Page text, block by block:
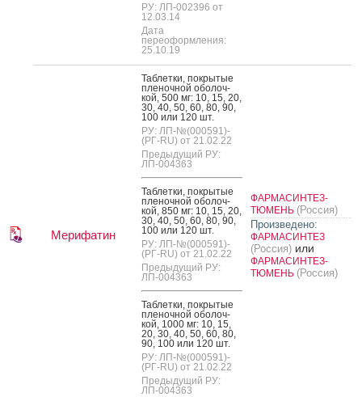
РУ: ЛП-002396 от
12.03.14
Дата
переоформления:
25.10.19
Мерифатин
Таб­летки, пок­ры­тые
пле­ноч­ной обо­лоч­
кой, 500 мг: 10, 15, 20,
30, 40, 50, 60, 80, 90,
100 или 120 шт.
РУ: ЛП-№(000591)-
(РГ-RU) от 21.02.22
Предыдущий РУ:
ЛП-004363
Таб­летки, пок­ры­тые
пле­ноч­ной обо­лоч­
кой, 850 мг: 10, 15, 20,
30, 40, 50, 60, 80, 90,
100 или 120 шт.
РУ: ЛП-№(000591)-
(РГ-RU) от 21.02.22
Предыдущий РУ:
ЛП-004363
Таб­летки, пок­ры­тые
пле­ноч­ной обо­лоч­
кой, 1000 мг: 10, 15,
20, 30, 40, 50, 60, 80,
90, 100 или 120 шт.
РУ: ЛП-№(000591)-
(РГ-RU) от 21.02.22
Предыдущий РУ:
ЛП-004363
ФАРМАСИНТЕЗ-
ТЮМЕНЬ (Россия)
Произведено:
ФАРМАСИНТЕЗ
(Россия) или
ФАРМАСИНТЕЗ-
ТЮМЕНЬ (Россия)